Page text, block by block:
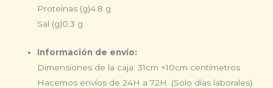
Proteínas (g)4.8 g
Sal (g)0.3 g
Información de envío:
Dimensiones de la caja: 31cm ×10cm centímetros
Hacemos envíos de 24H a 72H. (Solo días laborales).